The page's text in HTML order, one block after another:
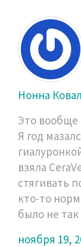
Нонна
Это вообще
Я год
взяла
стягивать
кто-то
было не так
ноября 19,